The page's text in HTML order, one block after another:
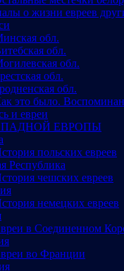
о жизни евреев
обл.
обл.
обл.
обл.
обл.
это было.
и евреи
ЕВРОПЫ
польских евреев
Республика
чешских евреев
немецких евреев
в Соединенном
во Франции